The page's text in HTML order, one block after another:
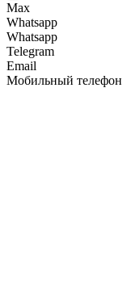
Max
Whatsapp
Whatsapp
Telegram
Email
Мобильный телефон